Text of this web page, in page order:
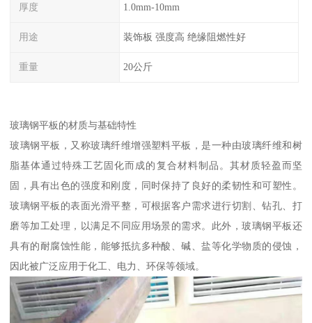
厚度 1.0mm-10mm
用途 装饰板 强度高 绝缘阻燃性好
重量 20公斤
玻璃钢平板的材质与基础特性
玻璃钢平板，又称玻璃纤维增强塑料平板，是一种由玻璃纤维和树
脂基体通过特殊工艺固化而成的复合材料制品。其材质轻盈而坚
固，具有出色的强度和刚度，同时保持了良好的柔韧性和可塑性。
玻璃钢平板的表面光滑平整，可根据客户需求进行切割、钻孔、打
磨等加工处理，以满足不同应用场景的需求。此外，玻璃钢平板还
具有的耐腐蚀性能，能够抵抗多种酸、碱、盐等化学物质的侵蚀，
因此被广泛应用于化工、电力、环保等领域。